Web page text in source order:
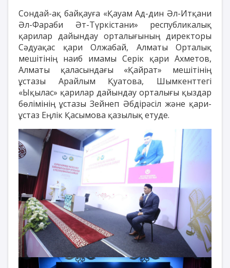
Сондай-ақ байқауға «Қауам Ад-дин Әл-Итқани
Әл-Фараби Әт-Түркістани» республикалық
қарилар дайындау орталығының директоры
Сәдуақас қари Олжабай, Алматы Орталық
мешітінің наиб имамы Серік қари Ахметов,
Алматы қаласындағы «Қайрат» мешітінің
ұстазы Арайлым Қуатова, Шымкенттегі
«Ықылас» қарилар дайындау орталығы қыздар
бөлімінің ұстазы Зейнеп Әбдірәсіл және қари-
ұстаз Еңлік Қасымова қазылық етуде.